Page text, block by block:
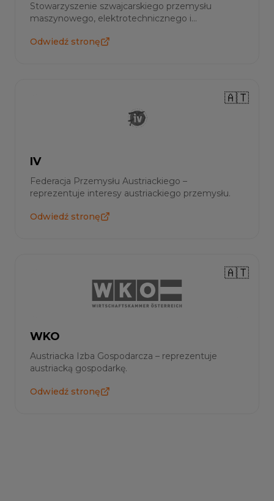
Stowarzyszenie szwajcarskiego przemysłu
maszynowego, elektrotechnicznego i
Odwiedź stronę
🇦🇹
IV
Federacja Przemysłu Austriackiego –
reprezentuje interesy austriackiego przemysłu.
Odwiedź stronę
🇦🇹
WKO
Austriacka Izba Gospodarcza – reprezentuje
austriacką gospodarkę.
Odwiedź stronę